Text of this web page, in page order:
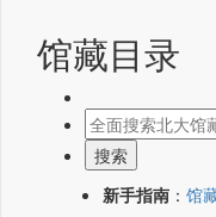
馆藏目录
新手指南 ： 馆